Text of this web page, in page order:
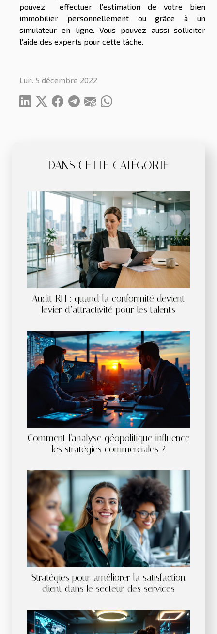
DANS CETTE CATÉGORIE
Audit RH : quand la conformité devient
levier d’attractivité pour les talents
Comment l'analyse géopolitique influence
les stratégies commerciales ?
Stratégies pour améliorer la satisfaction
client dans le secteur des services
pouvez effectuer l’estimation de votre bien
immobilier personnellement ou grâce à un
simulateur en ligne. Vous pouvez aussi solliciter
l’aide des experts pour cette tâche.
Lun. 5 décembre 2022